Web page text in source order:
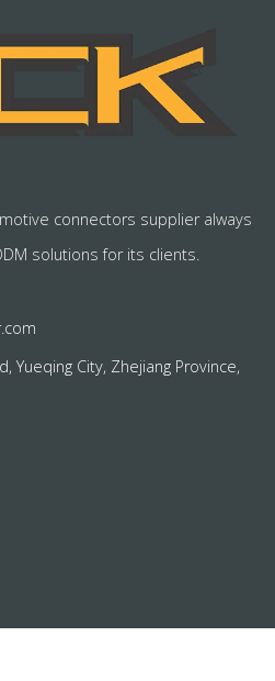
connectors supplier always
solutions for its clients.
Yueqing City, Zhejiang Province,